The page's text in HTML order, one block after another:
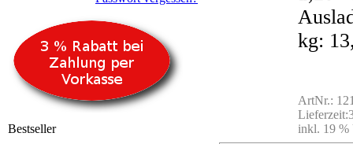
Bestseller
kg:
ArtNr.:
inkl. 19